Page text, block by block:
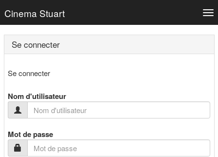
Cinema Stuart
Se connecter
Se connecter
Nom d'utilisateur
Mot de passe